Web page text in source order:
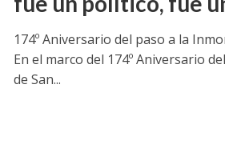
174º Aniversario del paso a la
En el marco del 174º Aniversario
de San...